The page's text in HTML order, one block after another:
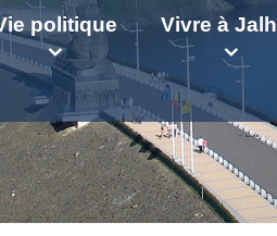
politique Vivre à